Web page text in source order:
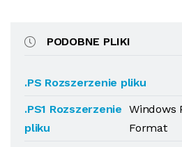
PODOBNE PLIKI
.PS Rozszerzenie pliku
.PS1 Rozszerzenie
pliku
Windows
Format